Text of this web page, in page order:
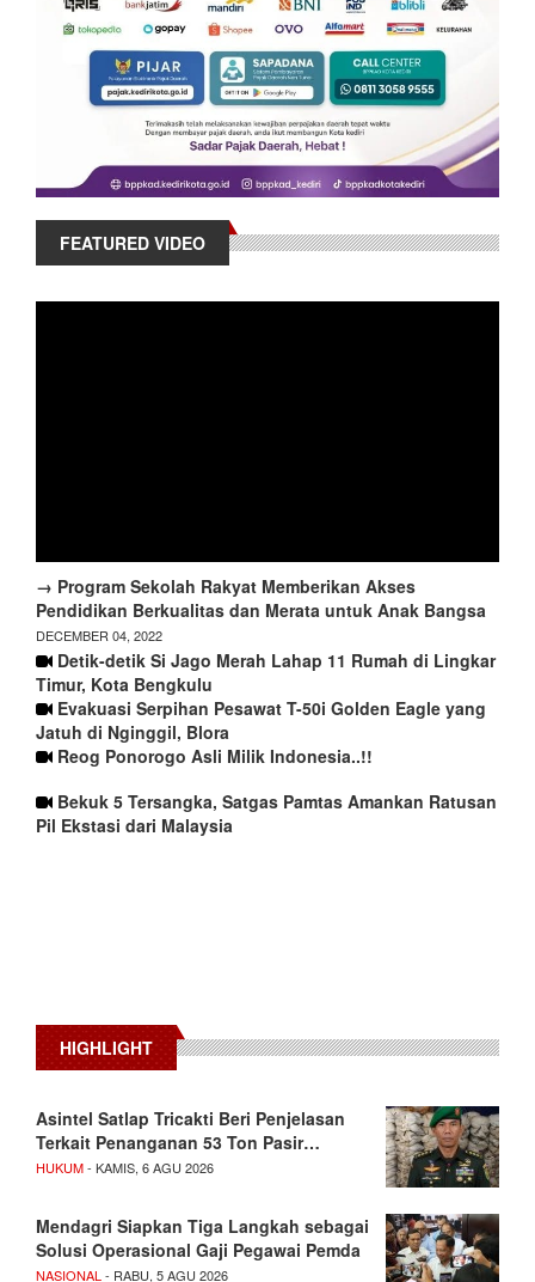
FEATURED VIDEO
→ Program Sekolah Rakyat Memberikan Akses
Pendidikan Berkualitas dan Merata untuk Anak Bangsa
DECEMBER 04, 2022
Detik-detik Si Jago Merah Lahap 11 Rumah di Lingkar
Timur, Kota Bengkulu
Evakuasi Serpihan Pesawat T-50i Golden Eagle yang
Jatuh di Nginggil, Blora
Reog Ponorogo Asli Milik Indonesia..!!
Bekuk 5 Tersangka, Satgas Pamtas Amankan Ratusan
Pil Ekstasi dari Malaysia
HIGHLIGHT
Asintel Satlap Tricakti Beri Penjelasan
Terkait Penanganan 53 Ton Pasir…
HUKUM- KAMIS, 6 AGU 2026
Mendagri Siapkan Tiga Langkah sebagai
Solusi Operasional Gaji Pegawai Pemda
NASIONAL - RABU, 5 AGU 2026